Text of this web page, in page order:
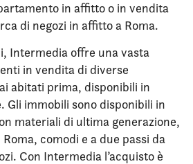
in affitto o in vendita
di negozi in affitto a Roma.
Intermedia offre una vasta
in vendita di diverse
abitati prima, disponibili in
Gli immobili sono disponibili in
materiali di ultima generazione,
comodi e a due passi da
Con Intermedia l’acquisto è